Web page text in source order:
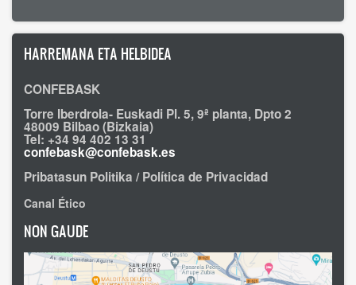
HARREMANA ETA HELBIDEA
CONFEBASK
Torre Iberdrola- Euskadi Pl. 5, 9ª planta, Dpto 2
48009 Bilbao (Bizkaia)
Tel: +34 94 402 13 31
confebask@confebask.es
Pribatasun Politika / Política de Privacidad
Canal Ético
NON GAUDE